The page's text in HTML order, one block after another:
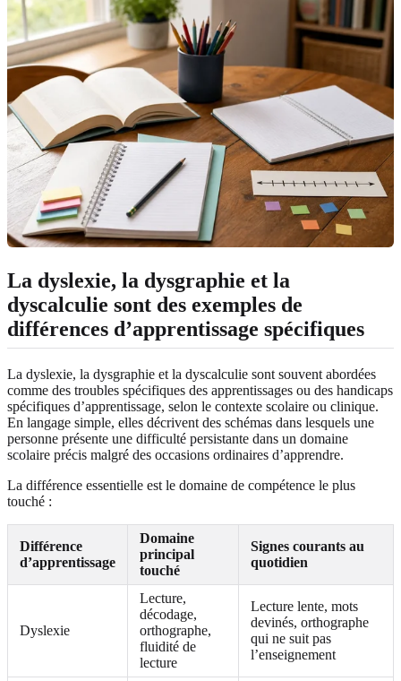
La dyslexie, la dysgraphie et la
dyscalculie sont des exemples de
différences d’apprentissage spécifiques
La dyslexie, la dysgraphie et la dyscalculie sont souvent abordées
comme des troubles spécifiques des apprentissages ou des handicaps
spécifiques d’apprentissage, selon le contexte scolaire ou clinique.
En langage simple, elles décrivent des schémas dans lesquels une
personne présente une difficulté persistante dans un domaine
scolaire précis malgré des occasions ordinaires d’apprendre.
La différence essentielle est le domaine de compétence le plus
touché :
Différence
d’apprentissage
Domaine
principal
touché
Signes courants au
quotidien
Dyslexie
Lecture,
décodage,
orthographe,
fluidité de
lecture
Lecture lente, mots
devinés, orthographe
qui ne suit pas
l’enseignement